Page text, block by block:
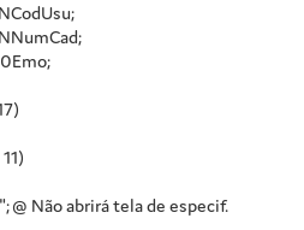
@ Não abrirá tela de especif.